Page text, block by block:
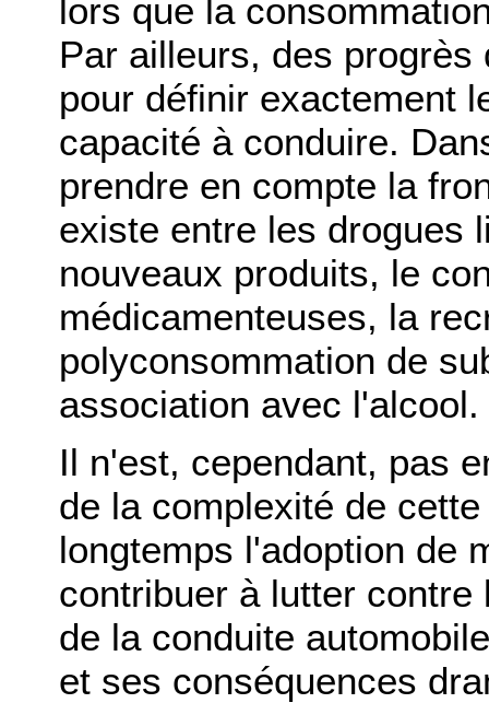
lors que la
Par ailleurs, des
pour définir exactement
capacité à conduire.
prendre en compte la
existe entre les drogues
nouveaux produits, le
médicamenteuses, la
polyconsommation de
association avec l'alcool.
Il n'est, cependant, pas
de la complexité de
longtemps l'adoption de
contribuer à lutter
de la conduite
et ses conséquences